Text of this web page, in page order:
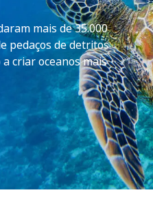
mais de 35.000
pedaços de detritos
criar oceanos mais